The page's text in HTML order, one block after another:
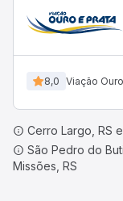
8,0 Viação
Cerro Largo, RS
São Pedro do
Missões, RS